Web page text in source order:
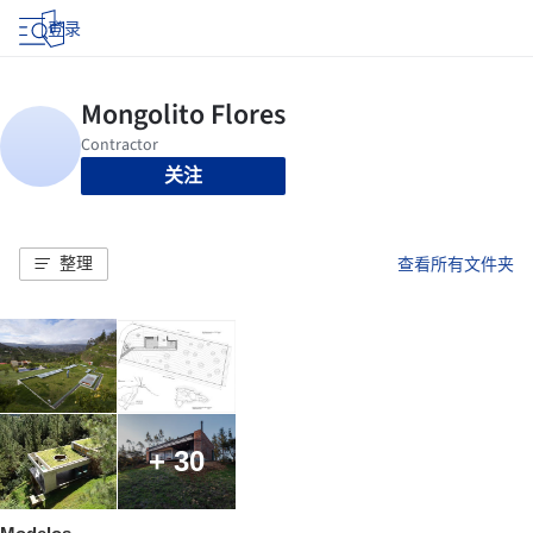
登录
关注
整理 查看所有文件夹
+ 30